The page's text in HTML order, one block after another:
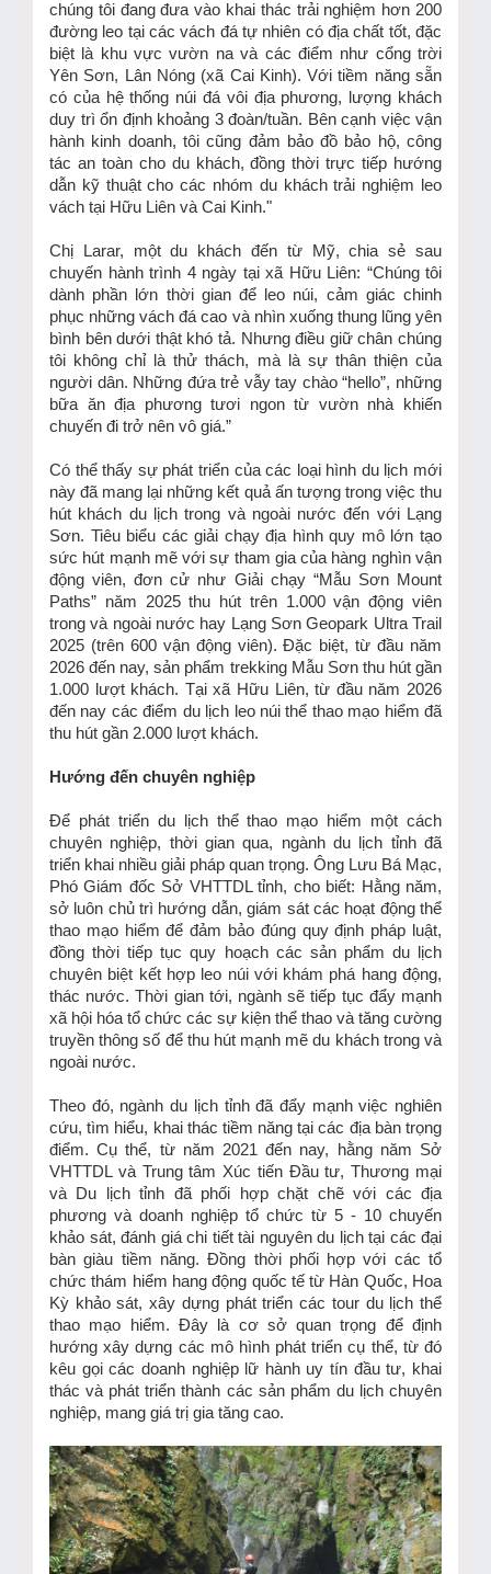
chúng tôi đang đưa vào khai thác trải nghiệm hơn 200
đường leo tại các vách đá tự nhiên có địa chất tốt, đặc
biệt là khu vực vườn na và các điểm như cổng trời
Yên Sơn, Lân Nóng (xã Cai Kinh). Với tiềm năng sẵn
có của hệ thống núi đá vôi địa phương, lượng khách
duy trì ổn định khoảng 3 đoàn/tuần. Bên cạnh việc vận
hành kinh doanh, tôi cũng đảm bảo đồ bảo hộ, công
tác an toàn cho du khách, đồng thời trực tiếp hướng
dẫn kỹ thuật cho các nhóm du khách trải nghiệm leo
vách tại Hữu Liên và Cai Kinh."
Chị Larar, một du khách đến từ Mỹ, chia sẻ sau
chuyến hành trình 4 ngày tại xã Hữu Liên: “Chúng tôi
dành phần lớn thời gian để leo núi, cảm giác chinh
phục những vách đá cao và nhìn xuống thung lũng yên
bình bên dưới thật khó tả. Nhưng điều giữ chân chúng
tôi không chỉ là thử thách, mà là sự thân thiện của
người dân. Những đứa trẻ vẫy tay chào “hello”, những
bữa ăn địa phương tươi ngon từ vườn nhà khiến
chuyến đi trở nên vô giá.”
Có thể thấy sự phát triển của các loại hình du lịch mới
này đã mang lại những kết quả ấn tượng trong việc thu
hút khách du lịch trong và ngoài nước đến với Lạng
Sơn. Tiêu biểu các giải chạy địa hình quy mô lớn tạo
sức hút mạnh mẽ với sự tham gia của hàng nghìn vận
động viên, đơn cử như Giải chạy “Mẫu Sơn Mount
Paths” năm 2025 thu hút trên 1.000 vận động viên
trong và ngoài nước hay Lạng Sơn Geopark Ultra Trail
2025 (trên 600 vận động viên). Đặc biệt, từ đầu năm
2026 đến nay, sản phẩm trekking Mẫu Sơn thu hút gần
1.000 lượt khách. Tại xã Hữu Liên, từ đầu năm 2026
đến nay các điểm du lịch leo núi thể thao mạo hiểm đã
thu hút gần 2.000 lượt khách.
Hướng đến chuyên nghiệp
Để phát triển du lịch thể thao mạo hiểm một cách
chuyên nghiệp, thời gian qua, ngành du lịch tỉnh đã
triển khai nhiều giải pháp quan trọng. Ông Lưu Bá Mạc,
Phó Giám đốc Sở VHTTDL tỉnh, cho biết: Hằng năm,
sở luôn chủ trì hướng dẫn, giám sát các hoạt động thể
thao mạo hiểm để đảm bảo đúng quy định pháp luật,
đồng thời tiếp tục quy hoạch các sản phẩm du lịch
chuyên biệt kết hợp leo núi với khám phá hang động,
thác nước. Thời gian tới, ngành sẽ tiếp tục đẩy mạnh
xã hội hóa tổ chức các sự kiện thể thao và tăng cường
truyền thông số để thu hút mạnh mẽ du khách trong và
ngoài nước.
Theo đó, ngành du lịch tỉnh đã đẩy mạnh việc nghiên
cứu, tìm hiểu, khai thác tiềm năng tại các địa bàn trọng
điểm. Cụ thể, từ năm 2021 đến nay, hằng năm Sở
VHTTDL và Trung tâm Xúc tiến Đầu tư, Thương mại
và Du lịch tỉnh đã phối hợp chặt chẽ với các địa
phương và doanh nghiệp tổ chức từ 5 - 10 chuyến
khảo sát, đánh giá chi tiết tài nguyên du lịch tại các đại
bàn giàu tiềm năng. Đồng thời phối hợp với các tổ
chức thám hiểm hang động quốc tế từ Hàn Quốc, Hoa
Kỳ khảo sát, xây dựng phát triển các tour du lịch thể
thao mạo hiểm. Đây là cơ sở quan trọng để định
hướng xây dựng các mô hình phát triển cụ thể, từ đó
kêu gọi các doanh nghiệp lữ hành uy tín đầu tư, khai
thác và phát triển thành các sản phẩm du lịch chuyên
nghiệp, mang giá trị gia tăng cao.